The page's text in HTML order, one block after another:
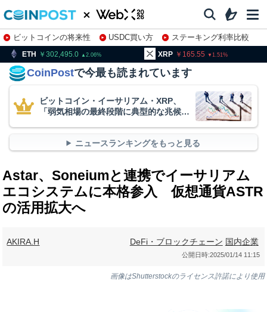
ビットコインの将来性 USDC買い方
ステーキング利率比較
株特集・関連銘柄
2.06 165.55 1.51
CoinPostで今最も読まれています
ビットコイン・イーサリアム・XRP、
「弱気相場の最終段階に典型的な兆候」
ニュースランキングをもっと見る
Astar、Soneiumと連携でイーサリアム
エコシステムに本格参入 仮想通貨ASTR
の活用拡大へ
AKIRA.H DeFi・ブロックチェーン 国内企業
公開日時:2025/01/14 11:15
画像はShutterstockのライセンス許諾により使用